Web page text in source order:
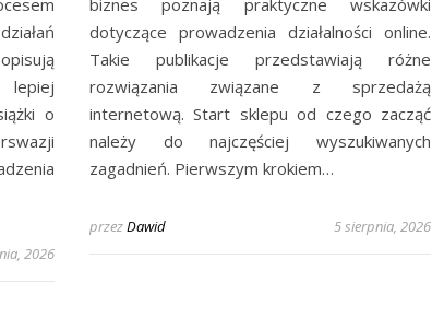
lepiej
o
2026
biznes poznają praktyczne wskazówki
dotyczące prowadzenia działalności online.
Takie publikacje przedstawiają różne
rozwiązania związane z sprzedażą
internetową. Start sklepu od czego zacząć
należy do najczęściej wyszukiwanych
zagadnień. Pierwszym krokiem…
przezDawid 5 sierpnia, 2026